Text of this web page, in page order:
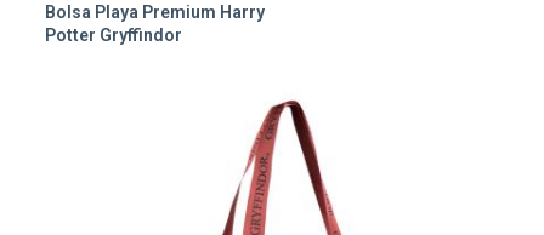
Bolsa Playa Premium Harry
Potter Gryffindor